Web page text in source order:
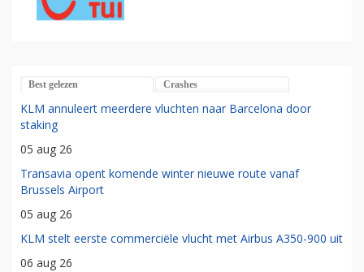
Best gelezen Crashes
KLM annuleert meerdere vluchten naar Barcelona door
staking
05 aug 26
Transavia opent komende winter nieuwe route vanaf
Brussels Airport
05 aug 26
KLM stelt eerste commerciële vlucht met Airbus A350-900 uit
06 aug 26